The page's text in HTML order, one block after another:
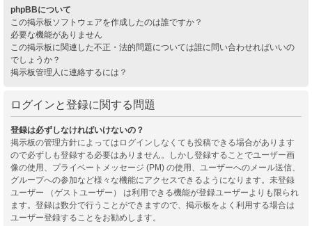
phpBBについて
この掲示板ソフトウェアを作成したのは誰ですか？
必要な機能がありません
この掲示板に関連した不正・法的問題については誰に問い合わせればいいの
でしょうか？
掲示板管理人に連絡するには？
ログインと登録に関する問題
登録は必ずしなければいけないの？
掲示板の管理方針によってはログインしなくても投稿できる場合があります
ので必ずしも登録する必要はありません。しかし登録することでユーザー画
像の使用、プライベートメッセージ (PM) の使用、ユーザーへのメール送信、
グループへの参加など様々な機能にアクセスできるようになります。未登録
ユーザー （ゲストユーザー） は利用できる機能が登録ユーザーよりも限られ
ます。登録は数分で行うことができますので、掲示板をよく利用する場合は
ユーザー登録することをお勧めします。